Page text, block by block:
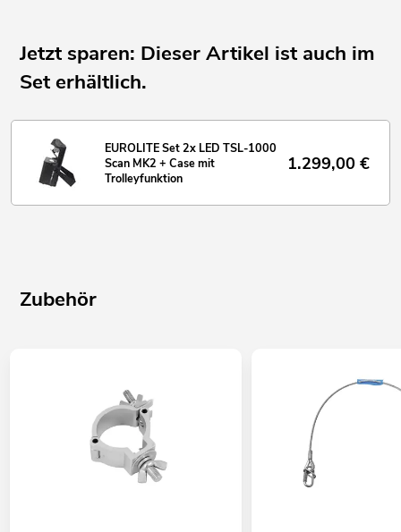
Hochzeit/Gala/Events; Mobile DJs / Alleinunterhalter; Bühne;
Restaurants, Bars und Hotels
Einsatzmöglichkeit: Stehend; fliegend; auf Stativ
Fangseilöse
M6 Gewinde
Jetzt sparen: Dieser Artikel ist auch im
Set erhältlich.
EUROLITE Set 2x LED TSL-1000
Scan MK2 + Case mit
Trolleyfunktion
1.299,00 €
Zubehör